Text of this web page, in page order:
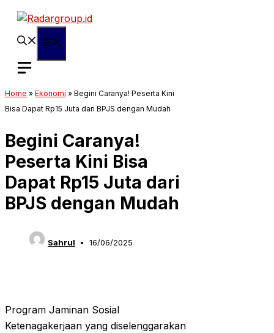
Langsung
Home » Ekonomi » Begini Caranya! Peserta Kini
Bisa Dapat Rp15 Juta dari BPJS dengan Mudah
Begini Caranya!
Peserta Kini Bisa
Dapat Rp15 Juta dari
BPJS dengan Mudah
Sahrul 16/06/2025
Program Jaminan Sosial
Ketenagakerjaan yang diselenggarakan